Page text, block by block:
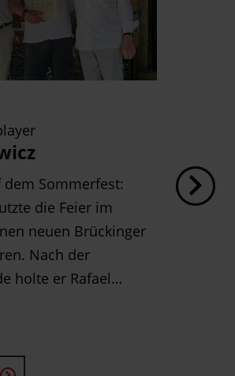
Sommerfest:
die Feier im
neuen Brückinger
Nach der
holte er Rafael…